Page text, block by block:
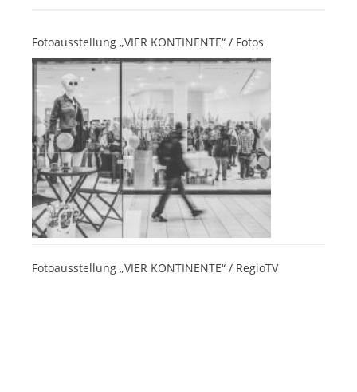
Fotoausstellung „VIER KONTINENTE“ / Fotos
Fotoausstellung „VIER KONTINENTE“ / RegioTV